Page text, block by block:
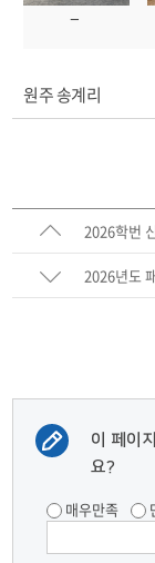
원주 송계리
2026학번
2026년도
이 페이
요?
매우만족